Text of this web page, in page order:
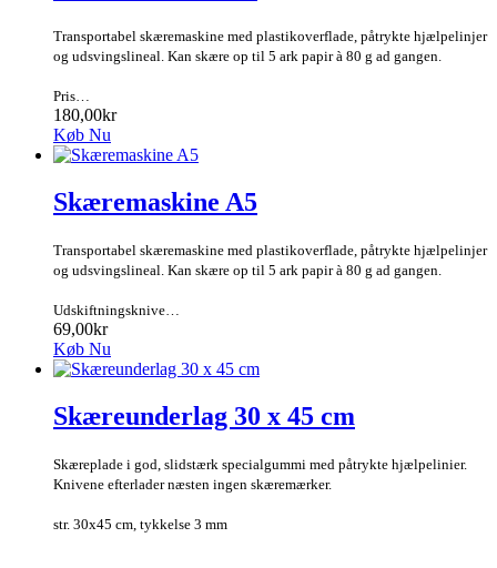
Transportabel skæremaskine med plastikoverflade, påtrykte hjælpelinjer
og udsvingslineal. Kan skære op til 5 ark papir à 80 g ad gangen.
Pris…
180,00kr
Køb Nu
Skæremaskine A5
Transportabel skæremaskine med plastikoverflade, påtrykte hjælpelinjer
og udsvingslineal. Kan skære op til 5 ark papir à 80 g ad gangen.
Udskiftningsknive…
69,00kr
Køb Nu
Skæreunderlag 30 x 45 cm
Skæreplade i god, slidstærk specialgummi med påtrykte hjælpelinier.
Knivene efterlader næsten ingen skæremærker.
str. 30x45 cm, tykkelse 3 mm